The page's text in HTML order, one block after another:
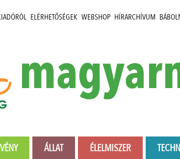
ELÉRHETŐSÉGEK WEBSHOP HÍRARCHÍVUM
ÁLLAT ÉLELMISZER